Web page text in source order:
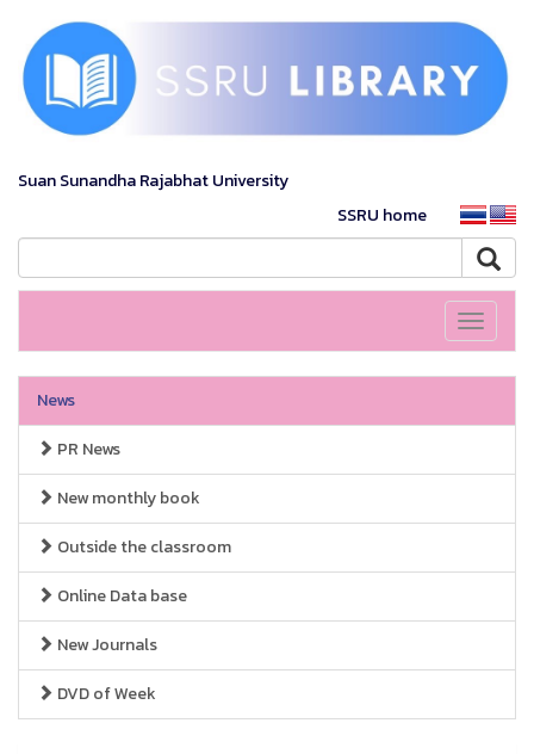
Suan Sunandha Rajabhat University
SSRU home
Toggle
News
PR News
New monthly book
Outside the classroom
Online Data base
New Journals
DVD of Week